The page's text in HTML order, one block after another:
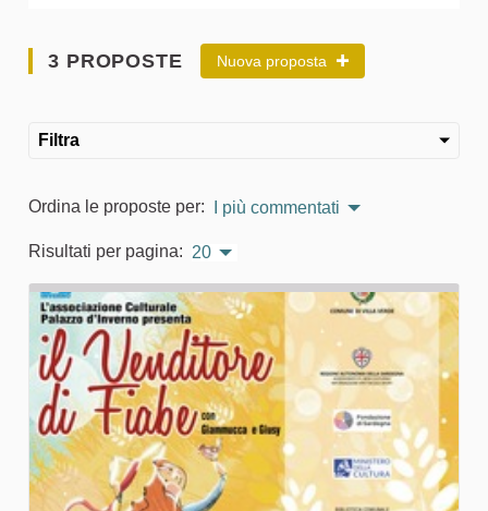
3 PROPOSTE Nuova proposta
Filtra
Ordina le proposte per: I più commentati
Risultati per pagina: 20